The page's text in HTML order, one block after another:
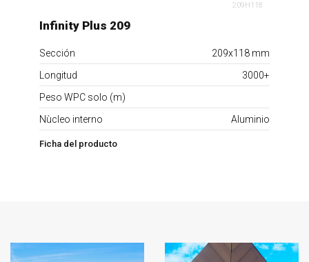
209H118
Infinity Plus 209
Sección
209x118 mm
Longitud
3000+
Peso WPC solo (m)
Nùcleo interno
Aluminio
Ficha del producto